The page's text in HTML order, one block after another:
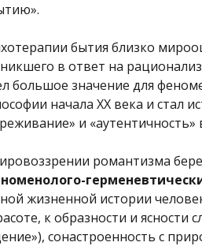
бытия близко
в ответ на
большое значение для
начала XX века и стал
и «аутентичность»
романтизма
жизненной истории
к образности и
сонастроенность с